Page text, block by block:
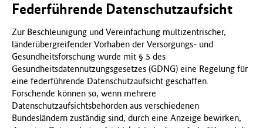
Federführende Datenschutzaufsicht
Zur Beschleunigung und Vereinfachung multizentrischer,
länderübergreifender Vorhaben der Versorgungs- und
Gesundheitsforschung wurde mit § 5 des
Gesundheitsdatennutzungsgesetzes (GDNG) eine Regelung für
eine federführende Datenschutzaufsicht geschaffen.
Forschende können so, wenn mehrere
Datenschutzaufsichtsbehörden aus verschiedenen
Bundesländern zuständig sind, durch eine Anzeige bewirken,